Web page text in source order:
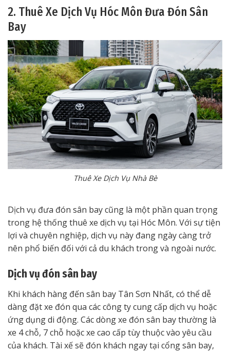
2. Thuê Xe Dịch Vụ Hóc Môn Đưa Đón Sân
Bay
Thuê Xe Dịch Vụ Nhà Bè
Dịch vụ đưa đón sân bay cũng là một phần quan trọng
trong hệ thống thuê xe dịch vụ tại Hóc Môn. Với sự tiện
lợi và chuyên nghiệp, dịch vụ này đang ngày càng trở
nên phổ biến đối với cả du khách trong và ngoài nước.
Dịch vụ đón sân bay
Khi khách hàng đến sân bay Tân Sơn Nhất, có thể dễ
dàng đặt xe đón qua các công ty cung cấp dịch vụ hoặc
ứng dụng di động. Các dòng xe đón sân bay thường là
xe 4 chỗ, 7 chỗ hoặc xe cao cấp tùy thuộc vào yêu cầu
của khách. Tài xế sẽ đón khách ngay tại cổng sân bay,